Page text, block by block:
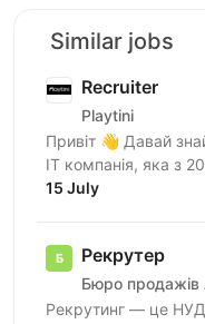
Similar jobs
Recruiter
Playtini
Привіт 👋 Давай знайомитися!
ІТ компанія, яка з
власних продуктів
15 July
Рекрутер
Бюро продажів
Рекрутинг — це